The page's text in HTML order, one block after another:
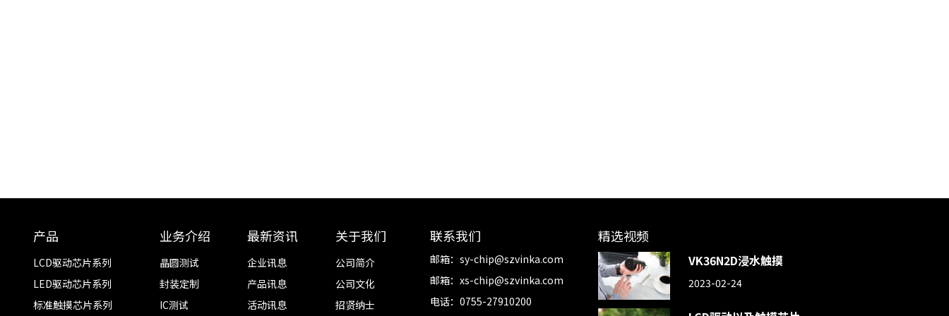
产品
LCD驱动芯片系列
LED驱动芯片系列
标准触摸芯片系列
业务介绍
晶圆测试
封装定制
IC测试
最新资讯
企业讯息
产品讯息
活动讯息
关于我们
公司简介
公司文化
招贤纳士
联系我们
邮箱：sy-chip@szvinka.com
邮箱：xs-chip@szvinka.com
电话：0755-27910200
精选视频
VK36N2D浸水触摸
2023-02-24